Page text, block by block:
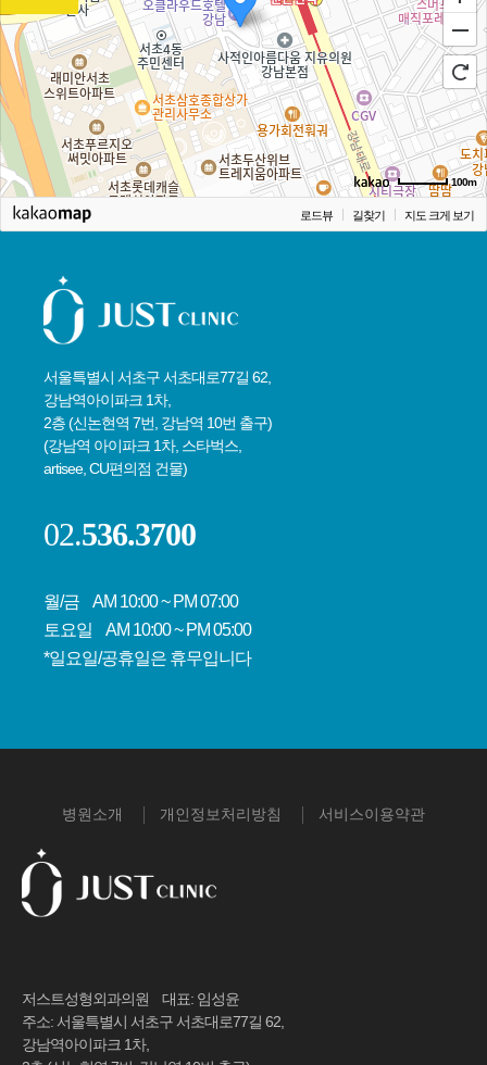
100m
로드뷰 길찾기 지도 크게 보기
서울특별시 서초구 서초대로77길 62,
강남역아이파크 1차,
2층 (신논현역 7번, 강남역 10번 출구)
(강남역 아이파크 1차, 스타벅스,
artisee, CU편의점 건물)
02.536.3700
월/금 AM 10:00 ~ PM 07:00
토요일 AM 10:00 ~ PM 05:00
*일요일/공휴일은 휴무입니다
병원소개 개인정보처리방침 서비스이용약관
저스트성형외과의원 대표: 임성윤
주소: 서울특별시 서초구 서초대로77길 62,
강남역아이파크 1차,